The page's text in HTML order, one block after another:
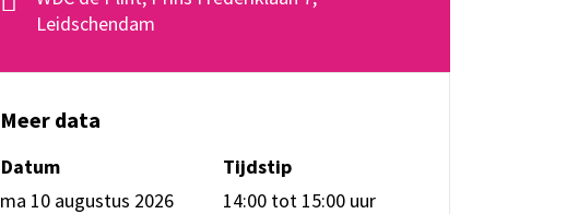
Leidschendam
Meer data
Datum
Tijdstip
ma 10 augustus 2026
14:00 tot 15:00 uur